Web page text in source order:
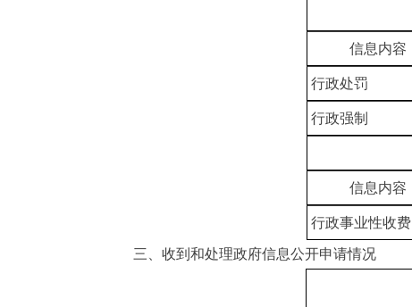
信息内容
行政处罚
行政强制
信息内容
行政事业性收费
三、收到和处理政府信息公开申请情况